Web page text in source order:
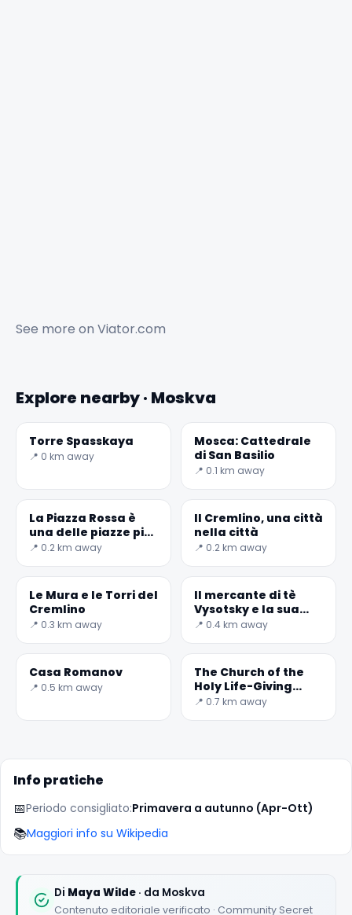
See more on Viator.com
Explore nearby · Moskva
Torre Spasskaya
📍 0 km away
Mosca: Cattedrale
di San Basilio
📍 0.1 km away
La Piazza Rossa è
una delle piazze più
grandi del mondo
📍 0.2 km away
Il Cremlino, una città
nella città
📍 0.2 km away
Le Mura e le Torri del
Cremlino
📍 0.3 km away
Il mercante di tè
Vysotsky e la sua
casa su Ogorodnya
📍 0.4 km away
Casa Romanov
📍 0.5 km away
The Church of the
Holy Life-Giving
Trinity in Nikitniki
📍 0.7 km away
Info pratiche
📅Periodo consigliato:Primavera a autunno (Apr-Ott)
📚Maggiori info su Wikipedia
Di Maya Wilde · da Moskva
Contenuto editoriale verificato · Community Secret
★★★★★
Keep Exploring the World
1,000,000+ places in your pocket. Free.